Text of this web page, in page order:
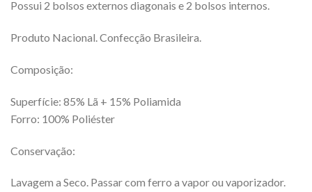
Possui 2 bolsos externos diagonais e 2 bolsos internos.
Produto Nacional. Confecção Brasileira.
Composição:
Superfície: 85% Lã + 15% Poliamida
Forro: 100% Poliéster
Conservação:
Lavagem a Seco. Passar com ferro a vapor ou vaporizador.